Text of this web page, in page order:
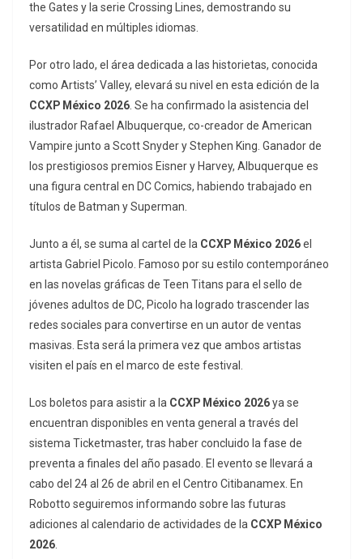
the Gates y la serie Crossing Lines, demostrando su
versatilidad en múltiples idiomas.
Por otro lado, el área dedicada a las historietas, conocida
como Artists’ Valley, elevará su nivel en esta edición de la
CCXP México 2026 . Se ha confirmado la asistencia del
ilustrador Rafael Albuquerque, co-creador de American
Vampire junto a Scott Snyder y Stephen King. Ganador de
los prestigiosos premios Eisner y Harvey, Albuquerque es
una figura central en DC Comics, habiendo trabajado en
títulos de Batman ySuperman
Junto a él, se suma al cartel de la CCXP México 2026el
artista Gabriel Picolo. Famoso por su estilo contemporáneo
en las novelas gráficas de Teen Titans para el sello de
jóvenes adultos de DC, Picolo ha logrado trascender las
redes sociales para convertirse en un autor de ventas
masivas. Esta será la primera vez que ambos artistas
visiten el país en el marco de este festival.
Los boletos para asistir a la CCXP México 2026ya se
encuentran disponibles en venta general a través del
sistema Ticketmaster, tras haber concluido la fase de
preventa a finales del año pasado. El evento se llevará a
cabo del 24 al 26 de abril en el Centro Citibanamex. En
Robotto seguiremos informando sobre las futuras
adiciones al calendario de actividades de la CCXP México
2026